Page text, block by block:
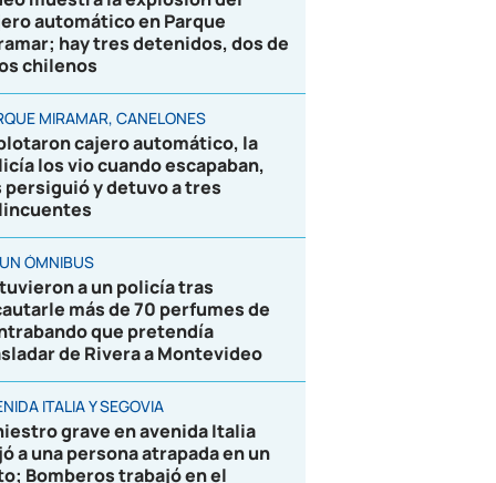
automático en Parque
hay tres detenidos, dos de
chilenos
MIRAMAR, CANELONES
cajero automático, la
los vio cuando escapaban,
persiguió y detuvo a tres
ÓMNIBUS
a un policía tras
más de 70 perfumes de
que pretendía
de Rivera a Montevideo
ITALIA Y SEGOVIA
grave en avenida Italia
a una persona atrapada en un
Bomberos trabajó en el